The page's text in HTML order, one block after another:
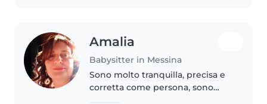
Amalia
Babysitter in Messina
Sono molto tranquilla, precisa e
corretta come persona, sono